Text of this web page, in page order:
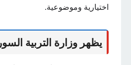
اختيارية وموضوعية.
يظهر وزارة التربية